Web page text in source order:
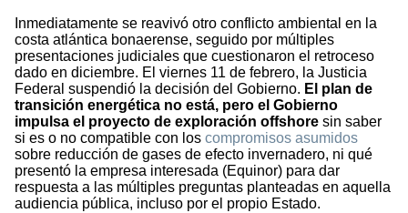
Inmediatamente se reavivó otro conflicto ambiental en la
costa atlántica bonaerense, seguido por múltiples
presentaciones judiciales que cuestionaron el retroceso
dado en diciembre. El viernes 11 de febrero, la Justicia
Federal suspendió la decisión del Gobierno. El plan de
transición energética no está, pero el Gobierno
impulsa el proyecto de exploración offshore sin saber
si es o no compatible con los compromisos asumidos
sobre reducción de gases de efecto invernadero, ni qué
presentó la empresa interesada (Equinor) para dar
respuesta a las múltiples preguntas planteadas en aquella
audiencia pública, incluso por el propio Estado.